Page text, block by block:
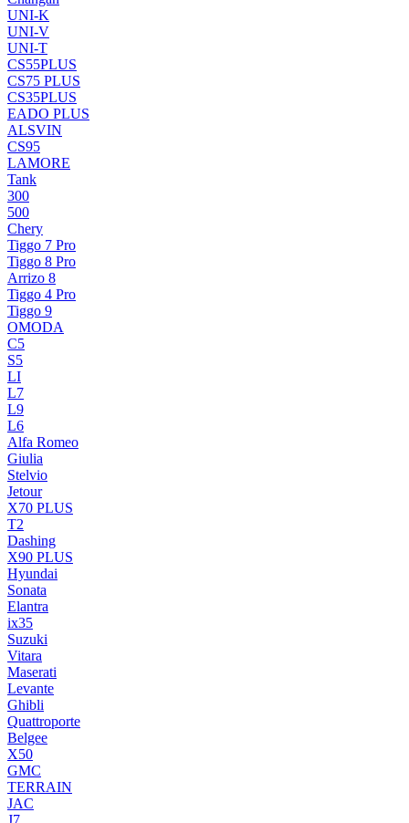
UNI-K
UNI-V
UNI-T
CS55PLUS
CS75 PLUS
CS35PLUS
EADO PLUS
ALSVIN
CS95
LAMORE
Tank
300
500
Chery
Tiggo 7 Pro
Tiggo 8 Pro
Arrizo 8
Tiggo 4 Pro
Tiggo 9
OMODA
C5
S5
LI
L7
L9
L6
Alfa Romeo
Giulia
Stelvio
Jetour
X70 PLUS
T2
Dashing
X90 PLUS
Hyundai
Sonata
Elantra
ix35
Suzuki
Vitara
Maserati
Levante
Ghibli
Quattroporte
Belgee
X50
GMC
TERRAIN
JAC
J7